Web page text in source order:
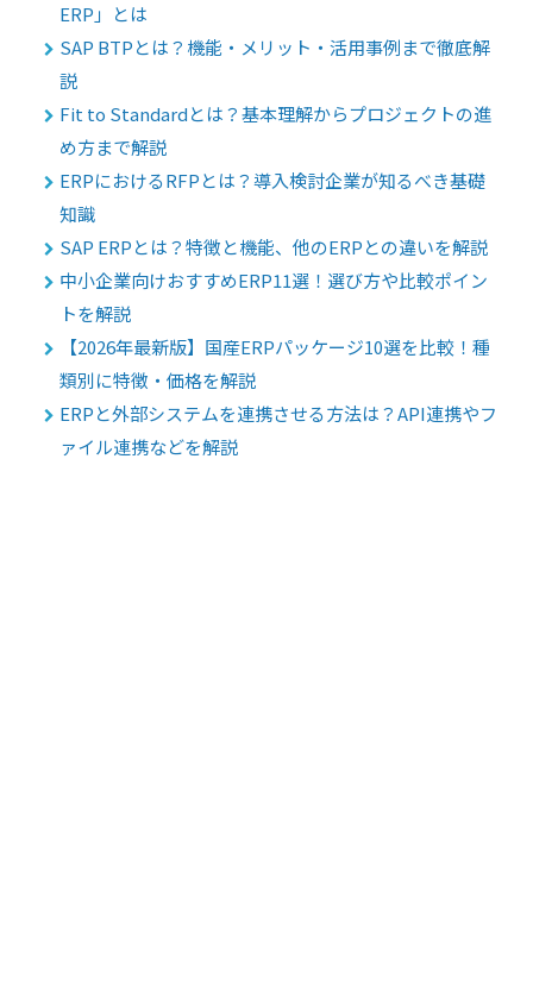
ERP」とは
SAP BTPとは？機能・メリット・活用事例まで徹底解
説
Fit to Standardとは？基本理解からプロジェクトの進
め方まで解説
ERPにおけるRFPとは？導入検討企業が知るべき基礎
知識
SAP ERPとは？特徴と機能、他のERPとの違いを解説
中小企業向けおすすめERP11選！選び方や比較ポイン
トを解説
【2026年最新版】国産ERPパッケージ10選を比較！種
類別に特徴・価格を解説
ERPと外部システムを連携させる方法は？API連携やフ
ァイル連携などを解説